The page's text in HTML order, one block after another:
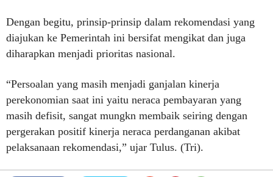
Dengan begitu, prinsip-prinsip dalam rekomendasi yang
diajukan ke Pemerintah ini bersifat mengikat dan juga
diharapkan menjadi prioritas nasional.
“Persoalan yang masih menjadi ganjalan kinerja
perekonomian saat ini yaitu neraca pembayaran yang
masih defisit, sangat mungkn membaik seiring dengan
pergerakan positif kinerja neraca perdanganan akibat
pelaksanaan rekomendasi,” ujar Tulus. (Tri).